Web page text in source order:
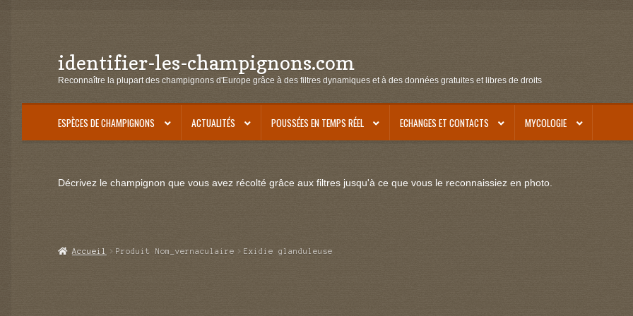
Aller
à
navigation
Aller
au
identifier-les-champignons.com
Reconnaître la plupart des champignons d'Europe grâce à des filtres dynamiques et à des données gratuites et libres de droits
ESPÈCES DE CHAMPIGNONS ACTUALITÉS POUSSÉES EN TEMPS RÉEL ECHANGES ET CONTACTS MYCOLOGIE
Décrivez le champignon que vous avez récolté grâce aux filtres jusqu'à ce que vous le reconnaissiez en photo.
Accueil Produit Nom_vernaculaire Exidie glanduleuse